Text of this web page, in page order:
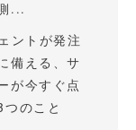
...
ントが発注
備える、サ
が今すぐ点
のこと